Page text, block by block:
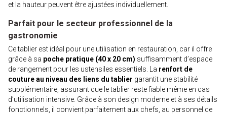
et la hauteur peuvent être ajustées individuellement.
Parfait pour le secteur professionnel de la
gastronomie
Ce tablier est idéal pour une utilisation en restauration, car il offre
grâce à sa poche pratique (40 x 20 cm) suffisamment d’espace
de rangement pour les ustensiles essentiels. La renfort de
couture au niveau des liens du tablier garantit une stabilité
supplémentaire, assurant que le tablier reste fiable même en cas
d’utilisation intensive. Grâce à son design moderne et à ses détails
fonctionnels, il convient parfaitement aux chefs, au personnel de